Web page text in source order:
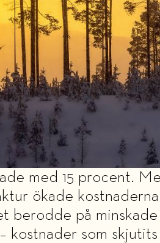
med 15 procent.
ökade
berodde på
kostnader som